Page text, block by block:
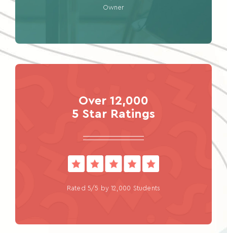
Owner
Over 12,000
5 Star Ratings
Rated 5/5 by 12,000 Students